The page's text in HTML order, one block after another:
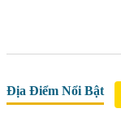
Địa Điểm Nổi Bật